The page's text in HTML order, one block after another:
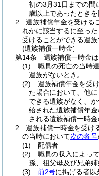
初の3月31日までの間
歳以上であったとき
2
遺族補償年金を受ける
れかに該当するに至っ
受けることができる遺族
(遺族補償一時金)
第14条
遺族補償一時金
(1)
職員の死亡の当時
遺族がないとき。
(2)
遺族補償年金を受
た場合において、他
できる遺族がなく、
給された遺族補償年
される遺族補償一時金
2
遺族補償一時金を受け
の当時において次の各号
(1)
配偶者
(2)
職員の収入によっ
孫、祖父母及び兄弟姉
(3)
前2号に掲げる者以